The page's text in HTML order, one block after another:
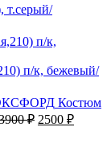
т.серый/
п/к, бежевый/
Костюм
₽ 2500 ₽